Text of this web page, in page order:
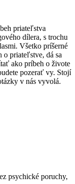
priateľstva
dílera, s trochu
Všetko príšerné
o priateľstve, dá sa
ako príbeh o živote
pozerať vy. Stojí
v nás vyvolá.
psychické poruchy,